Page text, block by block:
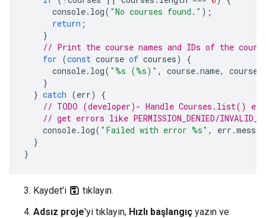
console. log( "No courses found." );
return ;
}
// Print the course names and IDs of the
for (const course of courses)
{
console. log( "%s (%s)" , course.name, course
}
} catch (err)
{
// TODO (developer)- Handle Courses.list()
// get errors like PERMISSION_DENIED/
console. log( "Failed with error %s" , err .
}
}
Kaydet'i
tıklayın.
Adsız proje'yi tıklayın, Hızlı başlangıç yazın ve